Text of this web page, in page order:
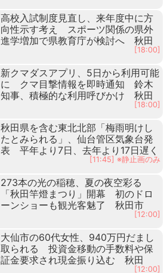
高校入試制度見直し、来年度中に方
向性示す考え スポーツ関係の県外
進学増加で県教育庁が検討へ 秋田
[18:00]
新クマダスアプリ、5日から利用可能
に クマ目撃情報を即時通知 鈴木
知事、積極的な利用呼びかけ 秋田
[18:00]
秋田県を含む東北北部「梅雨明けし
たとみられる」、仙台管区気象台発
表 平年より7日、去年より17日遅く
[11:45] ※静止画のみ
273本の光の稲穂、夏の夜空彩る
「秋田竿燈まつり」開幕 初のドロ
ーンショーも観光客魅了 秋田市
[12:00]
大仙市の60代女性、940万円だまし
取られる 投資金移動の手数料や保
証金要求され現金振り込む 秋田
[12:00]